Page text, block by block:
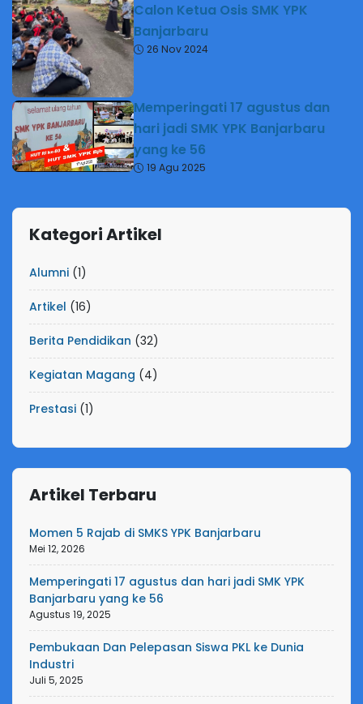
Calon Ketua Osis SMK YPK
Banjarbaru
26 Nov 2024
Memperingati 17 agustus dan
hari jadi SMK YPK Banjarbaru
yang ke 56
19 Agu 2025
Kategori Artikel
Alumni (1)
Artikel (16)
Berita Pendidikan (32)
Kegiatan Magang (4)
Prestasi (1)
Artikel Terbaru
Momen 5 Rajab di SMKS YPK Banjarbaru
Mei 12, 2026
Memperingati 17 agustus dan hari jadi SMK YPK
Banjarbaru yang ke 56
Agustus 19, 2025
Pembukaan Dan Pelepasan Siswa PKL ke Dunia
Industri
Juli 5, 2025